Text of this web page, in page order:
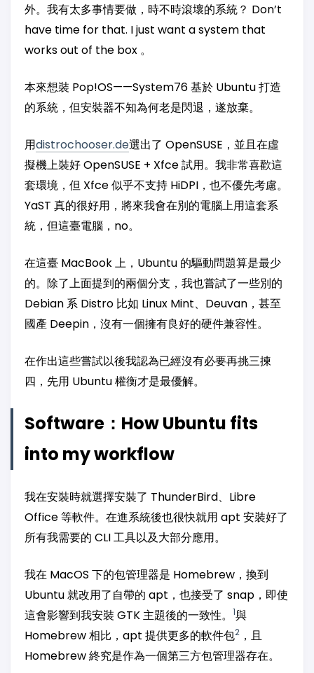
外。我有太多事情要做，時不時滾壞的系統？ Don’t
have time for that. I just want a system that
works out of the box 。
本來想裝 Pop!OS——System76 基於 Ubuntu 打造
的系統，但安裝器不知為何老是閃退，遂放棄。
用distrochooser.de選出了 OpenSUSE，並且在虛
擬機上裝好 OpenSUSE + Xfce 試用。我非常喜歡這
套環境，但 Xfce 似乎不支持 HiDPI，也不優先考慮。
YaST 真的很好用，將來我會在別的電腦上用這套系
統，但這臺電腦，no。
在這臺 MacBook 上，Ubuntu 的驅動問題算是最少
的。除了上面提到的兩個分支，我也嘗試了一些別的
Debian 系 Distro 比如 Linux Mint、Deuvan，甚至
國產 Deepin，沒有一個擁有良好的硬件兼容性。
在作出這些嘗試以後我認為已經沒有必要再挑三揀
四，先用 Ubuntu 權衡才是最優解。
Software：How Ubuntu fits
into my workflow
我在安裝時就選擇安裝了 ThunderBird、Libre
Office 等軟件。在進系統後也很快就用 apt 安裝好了
所有我需要的 CLI 工具以及大部分應用。
我在 MacOS 下的包管理器是 Homebrew，換到
Ubuntu 就改用了自帶的 apt，也接受了 snap，即使
這會影響到我安裝 GTK 主題後的一致性。
1與
Homebrew 相比，apt 提供更多的軟件包2 ，且
Homebrew 終究是作為一個第三方包管理器存在。